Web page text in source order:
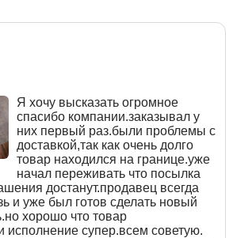
Я хочу высказать огромное
спасибо компании.заказывал у
них первый раз.были проблемы с
доставкой,так как очень долго
товар находился на границе.уже
начал переживать что посылка
достанут.продавец всегда
и уже был готов сделать новый
хорошо что товар
исполнение супер.всем советую.